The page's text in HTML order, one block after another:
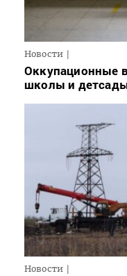
Новости
Оккупационные
школы и
Новости